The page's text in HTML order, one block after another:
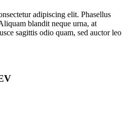
adipiscing elit. Phasellus
blandit neque urna, at
sagittis odio quam, sed auctor leo